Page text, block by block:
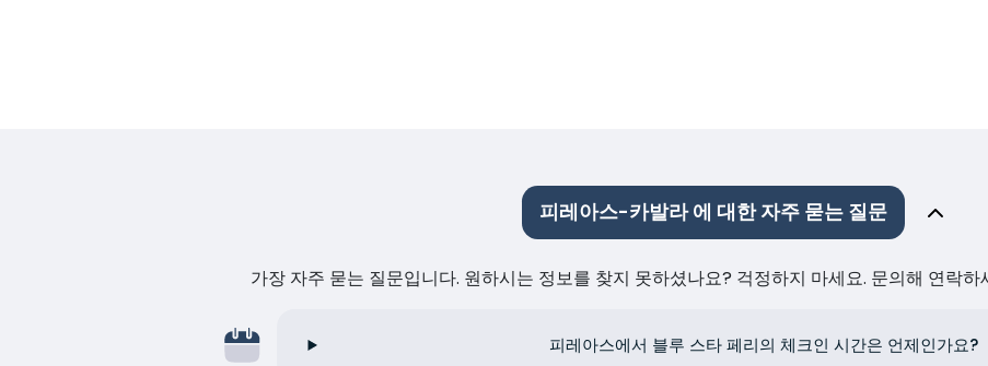
피레아스-카발라 에 대한 자주 묻는 질문
가장 자주 묻는 질문입니다. 원하시는 정보를 찾지 못하셨나요? 걱정하지 마세요. 문의해 연락
피레아스에서 블루 스타 페리의 체크인 시간은 언제인가요?